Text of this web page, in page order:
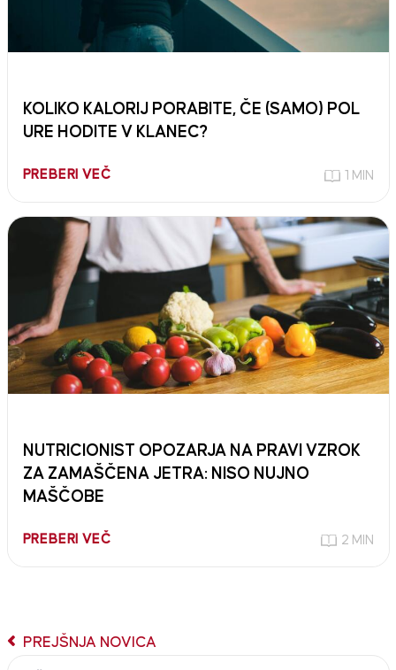
KOLIKO KALORIJ PORABITE, ČE (SAMO) POL
URE HODITE V KLANEC?
PREBERI VEČ 1 MIN
NUTRICIONIST OPOZARJA NA PRAVI VZROK
ZA ZAMAŠČENA JETRA: NISO NUJNO
MAŠČOBE
PREBERI VEČ 2 MIN
PREJŠNJA NOVICA